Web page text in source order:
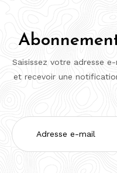
Saisissez votre adresse
et recevoir une
Adresse
e-
mail